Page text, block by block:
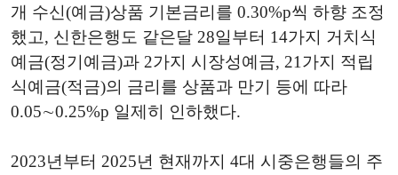
개 수신(예금)상품 기본금리를 0.30%p씩 하향 조정
했고, 신한은행도 같은달 28일부터 14가지 거치식
예금(정기예금)과 2가지 시장성예금, 21가지 적립
식예금(적금)의 금리를 상품과 만기 등에 따라
0.05∼0.25%p 일제히 인하했다.
2023년부터 2025년 현재까지 4대 시중은행들의 주